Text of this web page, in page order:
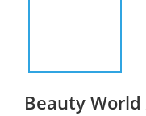
Beauty World